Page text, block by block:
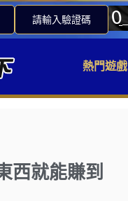
請輸入驗證碼
熱門遊戲
西就能賺到